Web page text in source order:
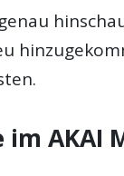
im AKAI